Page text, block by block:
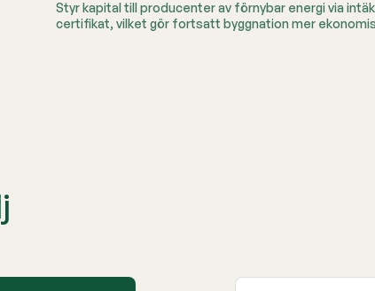
Styr kapital till producenter av förnybar energi via
certifikat, vilket gör fortsatt byggnation mer